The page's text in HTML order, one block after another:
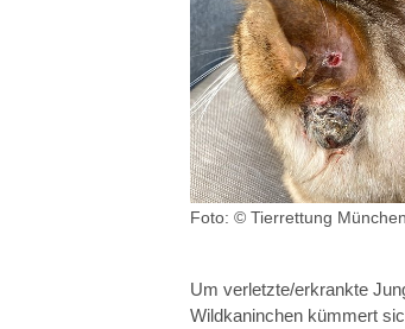
Foto: © Tierrettung München
Um verletzte/erkrankte
Wildkaninchen kümmert